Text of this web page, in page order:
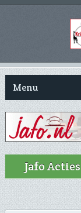
Menu
Jafo Acties